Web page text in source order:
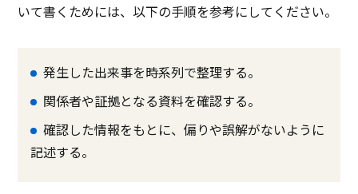
いて書くためには、以下の手順を参考にしてください。
発生した出来事を時系列で整理する。
関係者や証拠となる資料を確認する。
確認した情報をもとに、偏りや誤解がないように
記述する。